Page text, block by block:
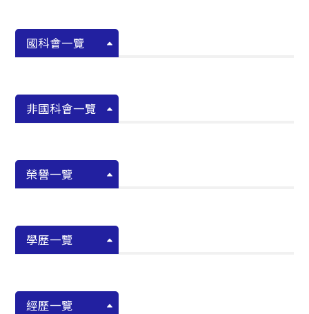
國科會一覽
非國科會一覽
榮譽一覽
學歷一覽
經歷一覽